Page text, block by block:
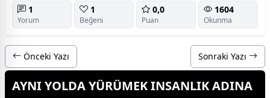
1
Yorum
1
Beğeni
0,0
Puan
1604
Okunma
Önceki Yazı Sonraki Yazı
AYNI YOLDA YÜRÜMEK INSANLIK ADINA